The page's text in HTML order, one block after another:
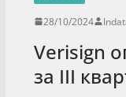
28/10/2024
Verisign
за III